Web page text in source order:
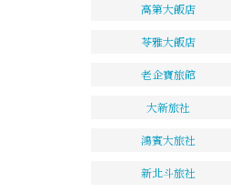
高第大飯店
苓雅大飯店
老企寶旅館
大新旅社
鴻賓大旅社
新北斗旅社